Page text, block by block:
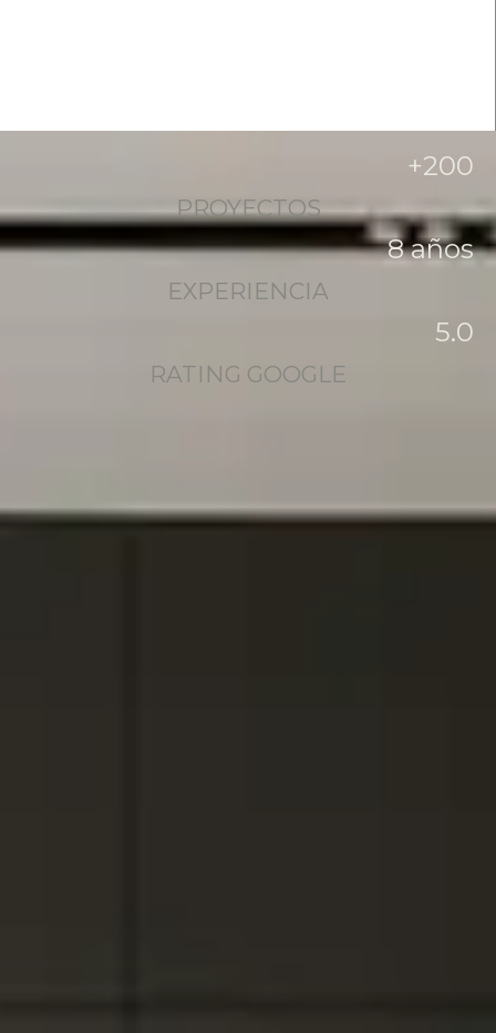
PROYECTOS
+200
EXPERIENCIA
8 años
RATING GOOGLE
5.0